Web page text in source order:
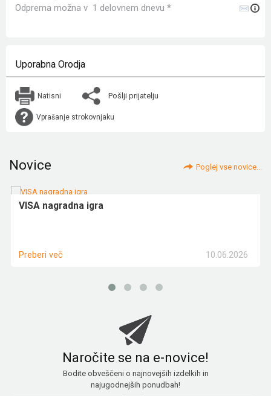
Odprema možna v 1 delovnem dnevu *
Uporabna Orodja
Natisni Pošlji prijatelju
Vprašanje strokovnjaku
Novice Poglej vse novice...
VISA nagradna igra
10.06.2026
Preberi več
Naročite se na e-novice!
Bodite obveščeni o najnovejših izdelkih in
najugodnejših ponudbah!